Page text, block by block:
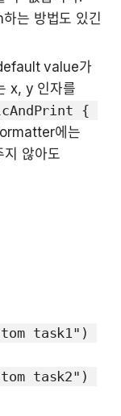
는 방법도 있긴
value가
x, y 인자를
{
에는
않아도
task1")
task2")